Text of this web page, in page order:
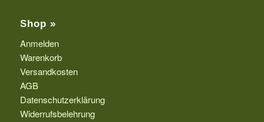
Shop »
Anmelden
Warenkorb
Versandkosten
AGB
Datenschutzerklärung
Widerrufsbelehrung